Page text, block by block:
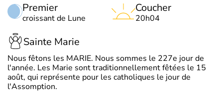
Premier
croissant de Lune
Coucher
20h04
Sainte Marie
Nous fêtons les MARIE. Nous sommes le 227e jour de
l'année. Les Marie sont traditionnellement fêtées le 15
août, qui représente pour les catholiques le jour de
l'Assomption.